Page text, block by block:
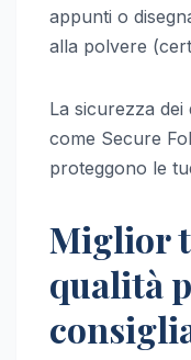
appunti o
alla polvere
La sicurezza dei
come Secure
proteggono le
Miglior
qualità